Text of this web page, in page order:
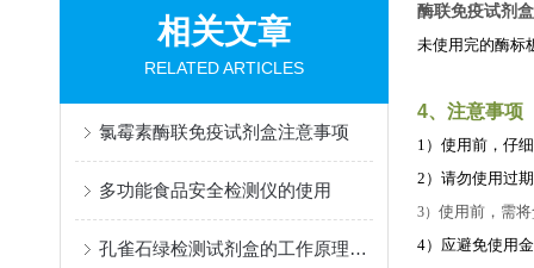
相关文章
RELATED ARTICLES
氯霉素酶联免疫试剂盒注意事项
多功能食品安全检测仪的使用
孔雀石绿检测试剂盒的工作原理介绍
酶联免疫试剂
未使用完的酶标
4、注意事项
1）使用前，仔
2）请勿使用过
3） 使用前，需
4）应避免使用